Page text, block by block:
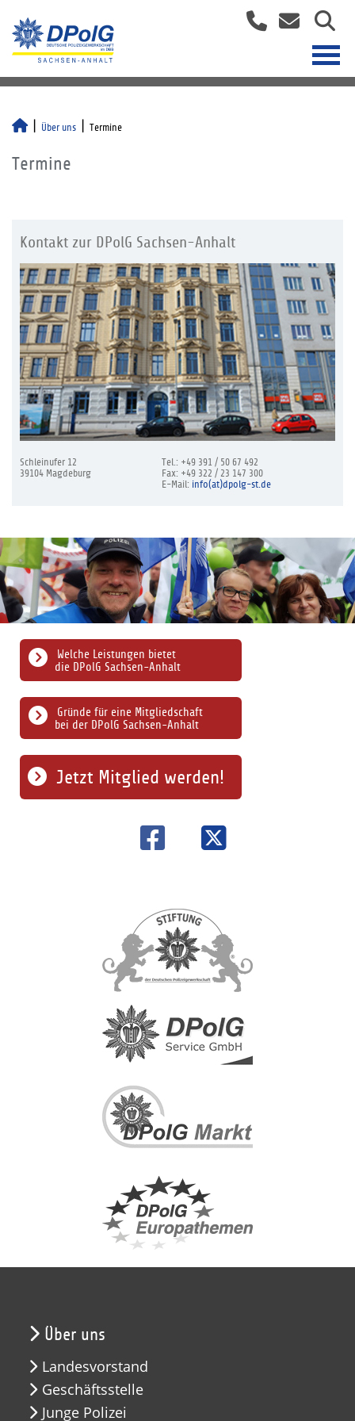
Über uns Termine
Termine
Kontakt zur DPolG Sachsen-Anhalt
Schleinufer 12
39104 Magdeburg
Tel.: +49 391 / 50 67 492
Fax: +49 322 / 23 147 300
E-Mail: info(at)dpolg-st.de
Gründe für eine Mitgliedschaft
bei der DPolG Sachsen-Anhalt
Welche Leistungen bietet
die DPolG Sachsen-Anhalt
Jetzt Mitglied werden!
Über uns
Landesvorstand
Geschäftsstelle
Junge Polizei